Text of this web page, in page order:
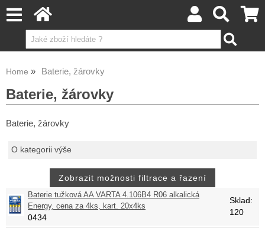
Home Baterie, žárovky
Baterie, žárovky
Baterie, žárovky
O kategorii výše
Baterie tužková AA VARTA 4.106B4 R06 alkalická
Energy, cena za 4ks, kart. 20x4ks
0434
Sklad:
120